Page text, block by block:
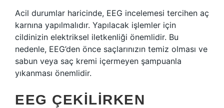
Acil durumlar haricinde, EEG incelemesi tercihen aç
karnına yapılmalıdır. Yapılacak işlemler için
cildinizin elektriksel iletkenliği önemlidir. Bu
nedenle, EEG’den önce saçlarınızın temiz olması ve
sabun veya saç kremi içermeyen şampuanla
yıkanması önemlidir.
EEG ÇEKILIRKEN